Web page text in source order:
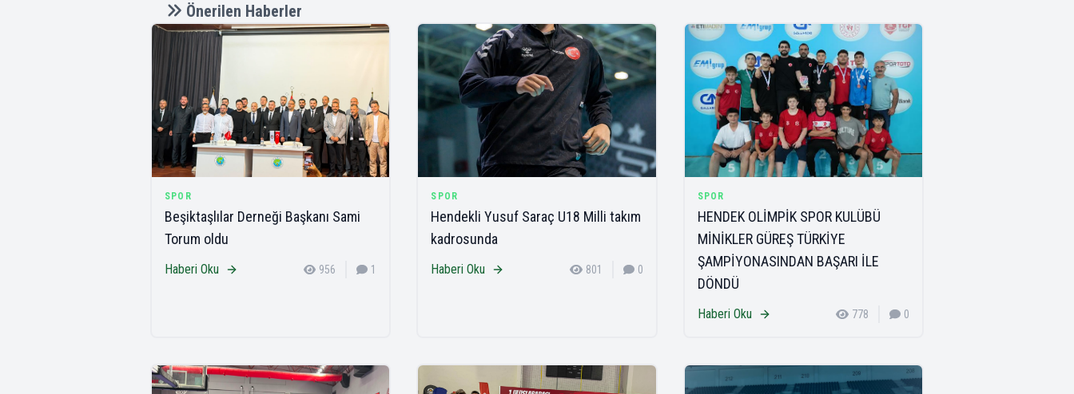
Önerilen Haberler
SPOR
Beşiktaşlılar Derneği Başkanı Sami
Torum oldu
Haberi Oku 956 1
SPOR
Hendekli Yusuf Saraç U18 Milli takım
kadrosunda
Haberi Oku 801 0
SPOR
HENDEK OLİMPİK SPOR KULÜBÜ
MİNİKLER GÜREŞ TÜRKİYE
ŞAMPİYONASINDAN BAŞARI İLE
DÖNDÜ
Haberi Oku 778 0